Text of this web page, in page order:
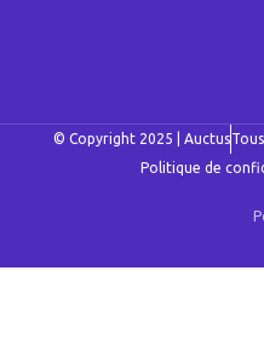
© Copyright 2025 | Auctus
Politique de